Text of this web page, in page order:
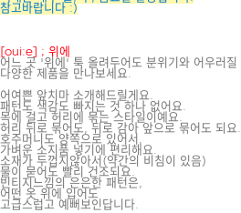
참고바랍니다 :)
[oui:e] ; 위에
어느 곳 '위에' 툭 올려두어도 분위기와 어우러질
다양한 제품을 만나보세요.
어여쁜 앞치마 소개해드릴게요.
패턴도 색감도 빠지는 것 하나 없어요.
목에 걸고 허리에 묶는 스타일이예요.
허리 뒤로 묶어도, 뒤로 감아 앞으로 묶어도 되요.
호주머니도 양쪽으로 있어서,
가벼운 소지품 넣기에 편리해요.
소재가 두껍지않아서(약간의 비침이 있음)
물이 묻어도 빨리 건조되요.
빈티지느낌의 은은한 패턴은,
어떤 옷 위에 입어도
고급스럽고 예뻐보인답니다.